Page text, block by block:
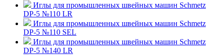
Иглы для промышленных швейных машин Schmetz
DP-5 №110 LR
Иглы для промышленных швейных машин Schmetz
DP-5 №110 SEL
Иглы для промышленных швейных машин Schmetz
DP-5 №140 LR